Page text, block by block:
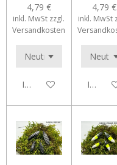
4,79 €
inkl. MwSt zzgl.
Versandkosten
In den Warenkorb
4,79 €
inkl. MwSt
In den